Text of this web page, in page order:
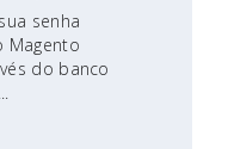
senha
Magento
do banco